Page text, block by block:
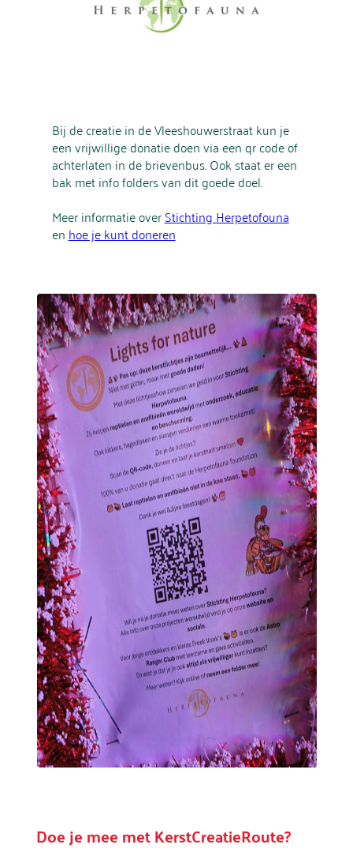
Bij de creatie in de Vleeshouwerstraat kun je
een vrijwillige donatie doen via een qr code of
achterlaten in de brievenbus. Ook staat er een
bak met info folders van dit goede doel.
Meer informatie overStichting Herpetofouna
enhoe je kunt doneren
Doe je mee met KerstCreatieRoute?